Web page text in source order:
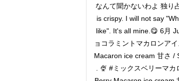
なんて聞かないわよ 独り
is crispy. I will not say
like". It's all mine.😋 6月
ョコラミントマカロンア
Macaron ice cream 甘さ /
. 🍨 #ミックスベリーマ